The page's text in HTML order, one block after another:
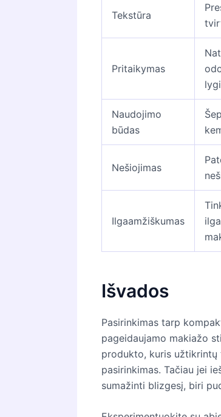
Tekstūra
Pritaikymas
Naudojimo
būdas
Nešiojimas
Ilgaamžiškumas
Išvados
Pasirinkimas tarp
pageidaujamo makiažo
produkto, kuris
pasirinkimas. Tačiau jei
sumažinti blizgesį, biri